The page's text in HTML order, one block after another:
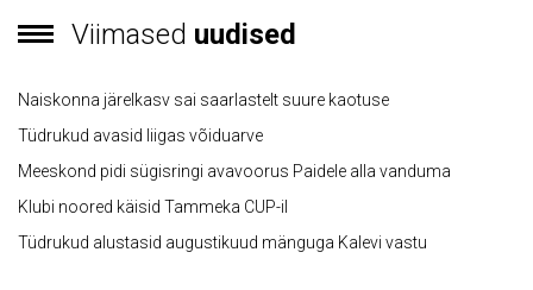
Viimased uudised
Naiskonna järelkasv sai saarlastelt suure kaotuse
Tüdrukud avasid liigas võiduarve
Meeskond pidi sügisringi avavoorus Paidele alla vanduma
Klubi noored käisid Tammeka CUP-il
Tüdrukud alustasid augustikuud mänguga Kalevi vastu